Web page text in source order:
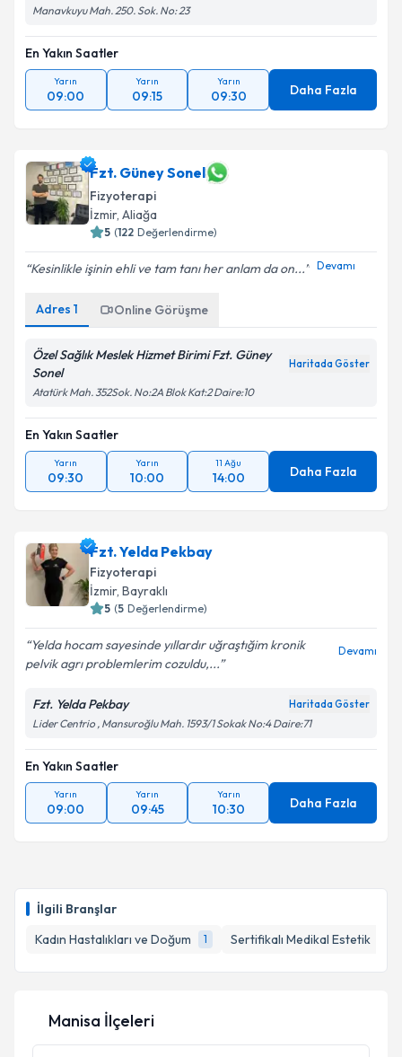
İlgili Branşlar
Kadın Hastalıkları ve Doğum
1 Sertifikalı Medikal Estetik
Manavkuyu Mah. 250. Sok. No: 23
En Yakın Saatler
Yarın
09:00
Yarın
09:15
Yarın
09:30 Daha Fazla
Fzt. Güney Sonel
Fizyoterapi
İzmir, Aliağa
5 (122 Değerlendirme)
Kesinlikle işinin ehli ve tam tanı her anlam da on... Devamı
Adres 1 Online Görüşme
Özel Sağlık Meslek Hizmet Birimi Fzt. Güney
Sonel
Haritada Göster
Atatürk Mah. 352Sok. No:2A Blok Kat:2 Daire:10
En Yakın Saatler
Yarın
09:30
Yarın
10:00
11 Ağu
14:00 Daha Fazla
Fzt. Yelda Pekbay
Fizyoterapi
İzmir, Bayraklı
5 (5 Değerlendirme)
Yelda hocam sayesinde yıllardır uğraştığim kronik
pelvik agrı problemlerim cozuldu,...
Devamı
Fzt. Yelda Pekbay Haritada Göster
Lider Centrio , Mansuroğlu Mah. 1593/1 Sokak No:4 Daire:71
En Yakın Saatler
Yarın
09:00
Yarın
09:45
Yarın
10:30 Daha Fazla
Manisa İlçeleri